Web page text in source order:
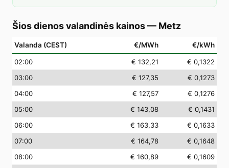
Šios dienos valandinės kainos— Metz
Valanda (CEST) €/MWh €/kWh
02:00 € 132,21
€ 0,1322
03:00 € 127,35
€ 0,1273
04:00 € 127,57
€ 0,1276
05:00 € 143,08
€ 0,1431
06:00 € 163,33
€ 0,1633
07:00 € 164,78
€ 0,1648
08:00 € 160,89
€ 0,1609